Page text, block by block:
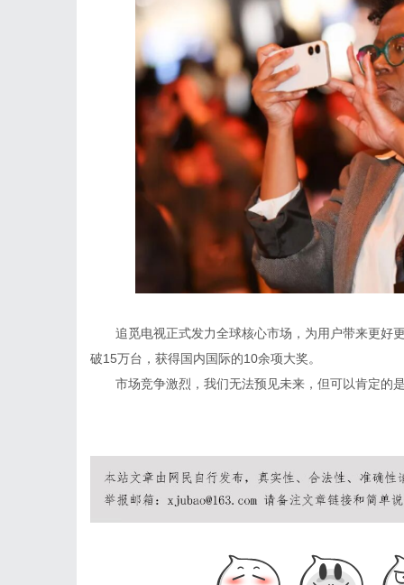
追觅电视正式发力全球核心市场，为用户带来更好
破15万台，获得国内国际的10余项大奖。
市场竞争激烈，我们无法预见未来，但可以肯定的